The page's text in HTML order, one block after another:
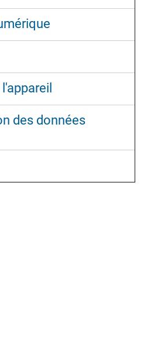
des données